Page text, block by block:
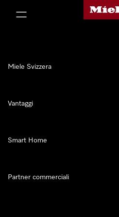
Homepage
Miele Svizzera
Vantaggi
Smart Home
Partner commerciali